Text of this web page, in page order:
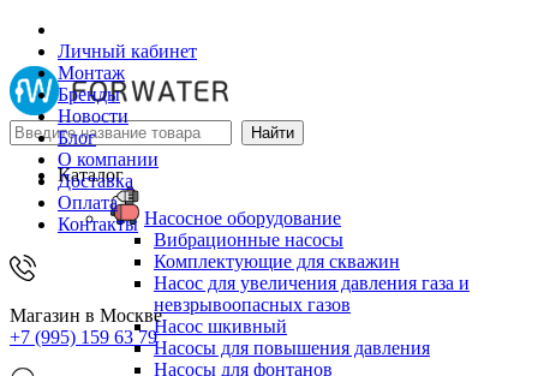
Личный кабинет
Монтаж
Бренды
Новости
Блог
О компании
Доставка
Оплата
Контакты
Магазин в Москве
+7 (995) 159 63 79
Каталог
Насосное оборудование
Вибрационные насосы
Комплектующие для скважин
Насос для увеличения давления газа и
невзрывоопасных газов
Насос шкивный
Насосы для повышения давления
Насосы для фонтанов